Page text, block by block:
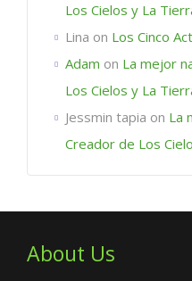
Los Cielos y La
Lina on Los Cinco
Adam on La mejor
Los Cielos y La
Jessmin tapia on La
Creador de Los
About Us